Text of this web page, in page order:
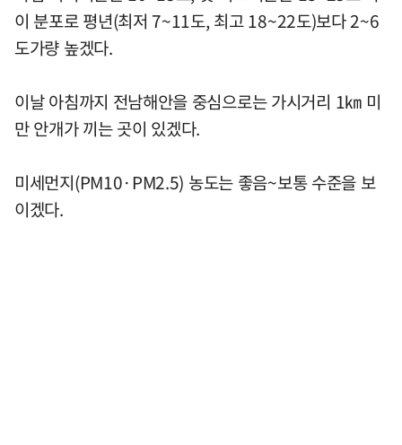
이 분포로 평년(최저 7~11도, 최고 18~22도)보다 2~6
도가량 높겠다.
이날 아침까지 전남해안을 중심으로는 가시거리 1㎞ 미
만 안개가 끼는 곳이 있겠다.
미세먼지(PM10·PM2.5) 농도는 좋음~보통 수준을 보
이겠다.